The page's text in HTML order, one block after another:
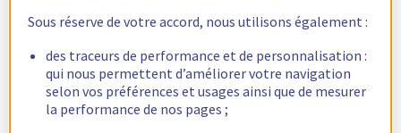
Sous réserve de votre accord, nous utilisons également :
des traceurs de performance et de personnalisation :
qui nous permettent d’améliorer votre navigation
selon vos préférences et usages ainsi que de mesurer
la performance de nos pages ;